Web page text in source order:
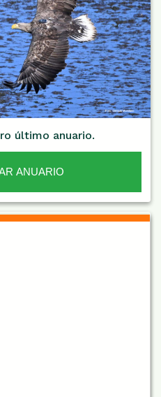
último anuario.
ANUARIO